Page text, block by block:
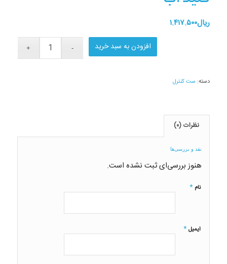
ریال۱.۴۱۷.۵۰۰
افزودن به سبد خرید
دسته: ست کنترل
نظرات (۰)
نقد و بررسی‌ها
هنوز بررسی‌ای ثبت نشده است.
نام *
ایمیل*